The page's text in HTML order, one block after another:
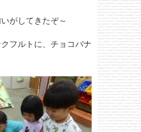
がしてきたぞ～
フルトに、チョコバナ